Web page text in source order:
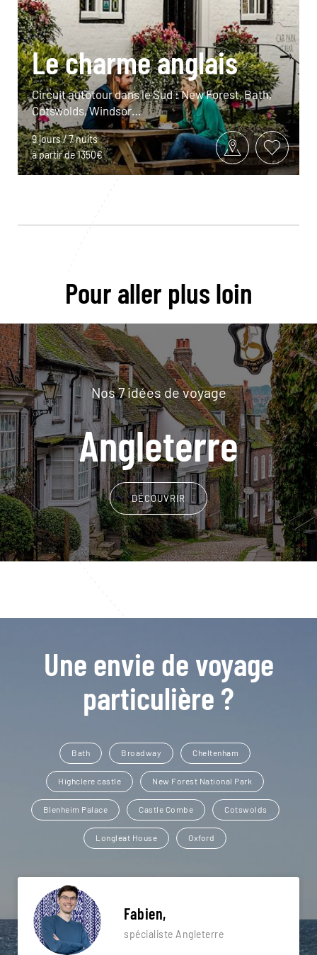
Le charme anglais
Circuit autotour dans le Sud : New Forest, Bath,
Cotswolds, Windsor…
9 jours / 7 nuits
à partir de 1350€
Pour aller plus loin
Nos 7 idées de voyage
Angleterre
DÉCOUVRIR
Une envie de voyage
particulière ?
Bath Broadway Cheltenham
Highclere castle New Forest National Park
Blenheim Palace Castle Combe Cotswolds
Longleat House Oxford
Fabien,
spécialiste Angleterre